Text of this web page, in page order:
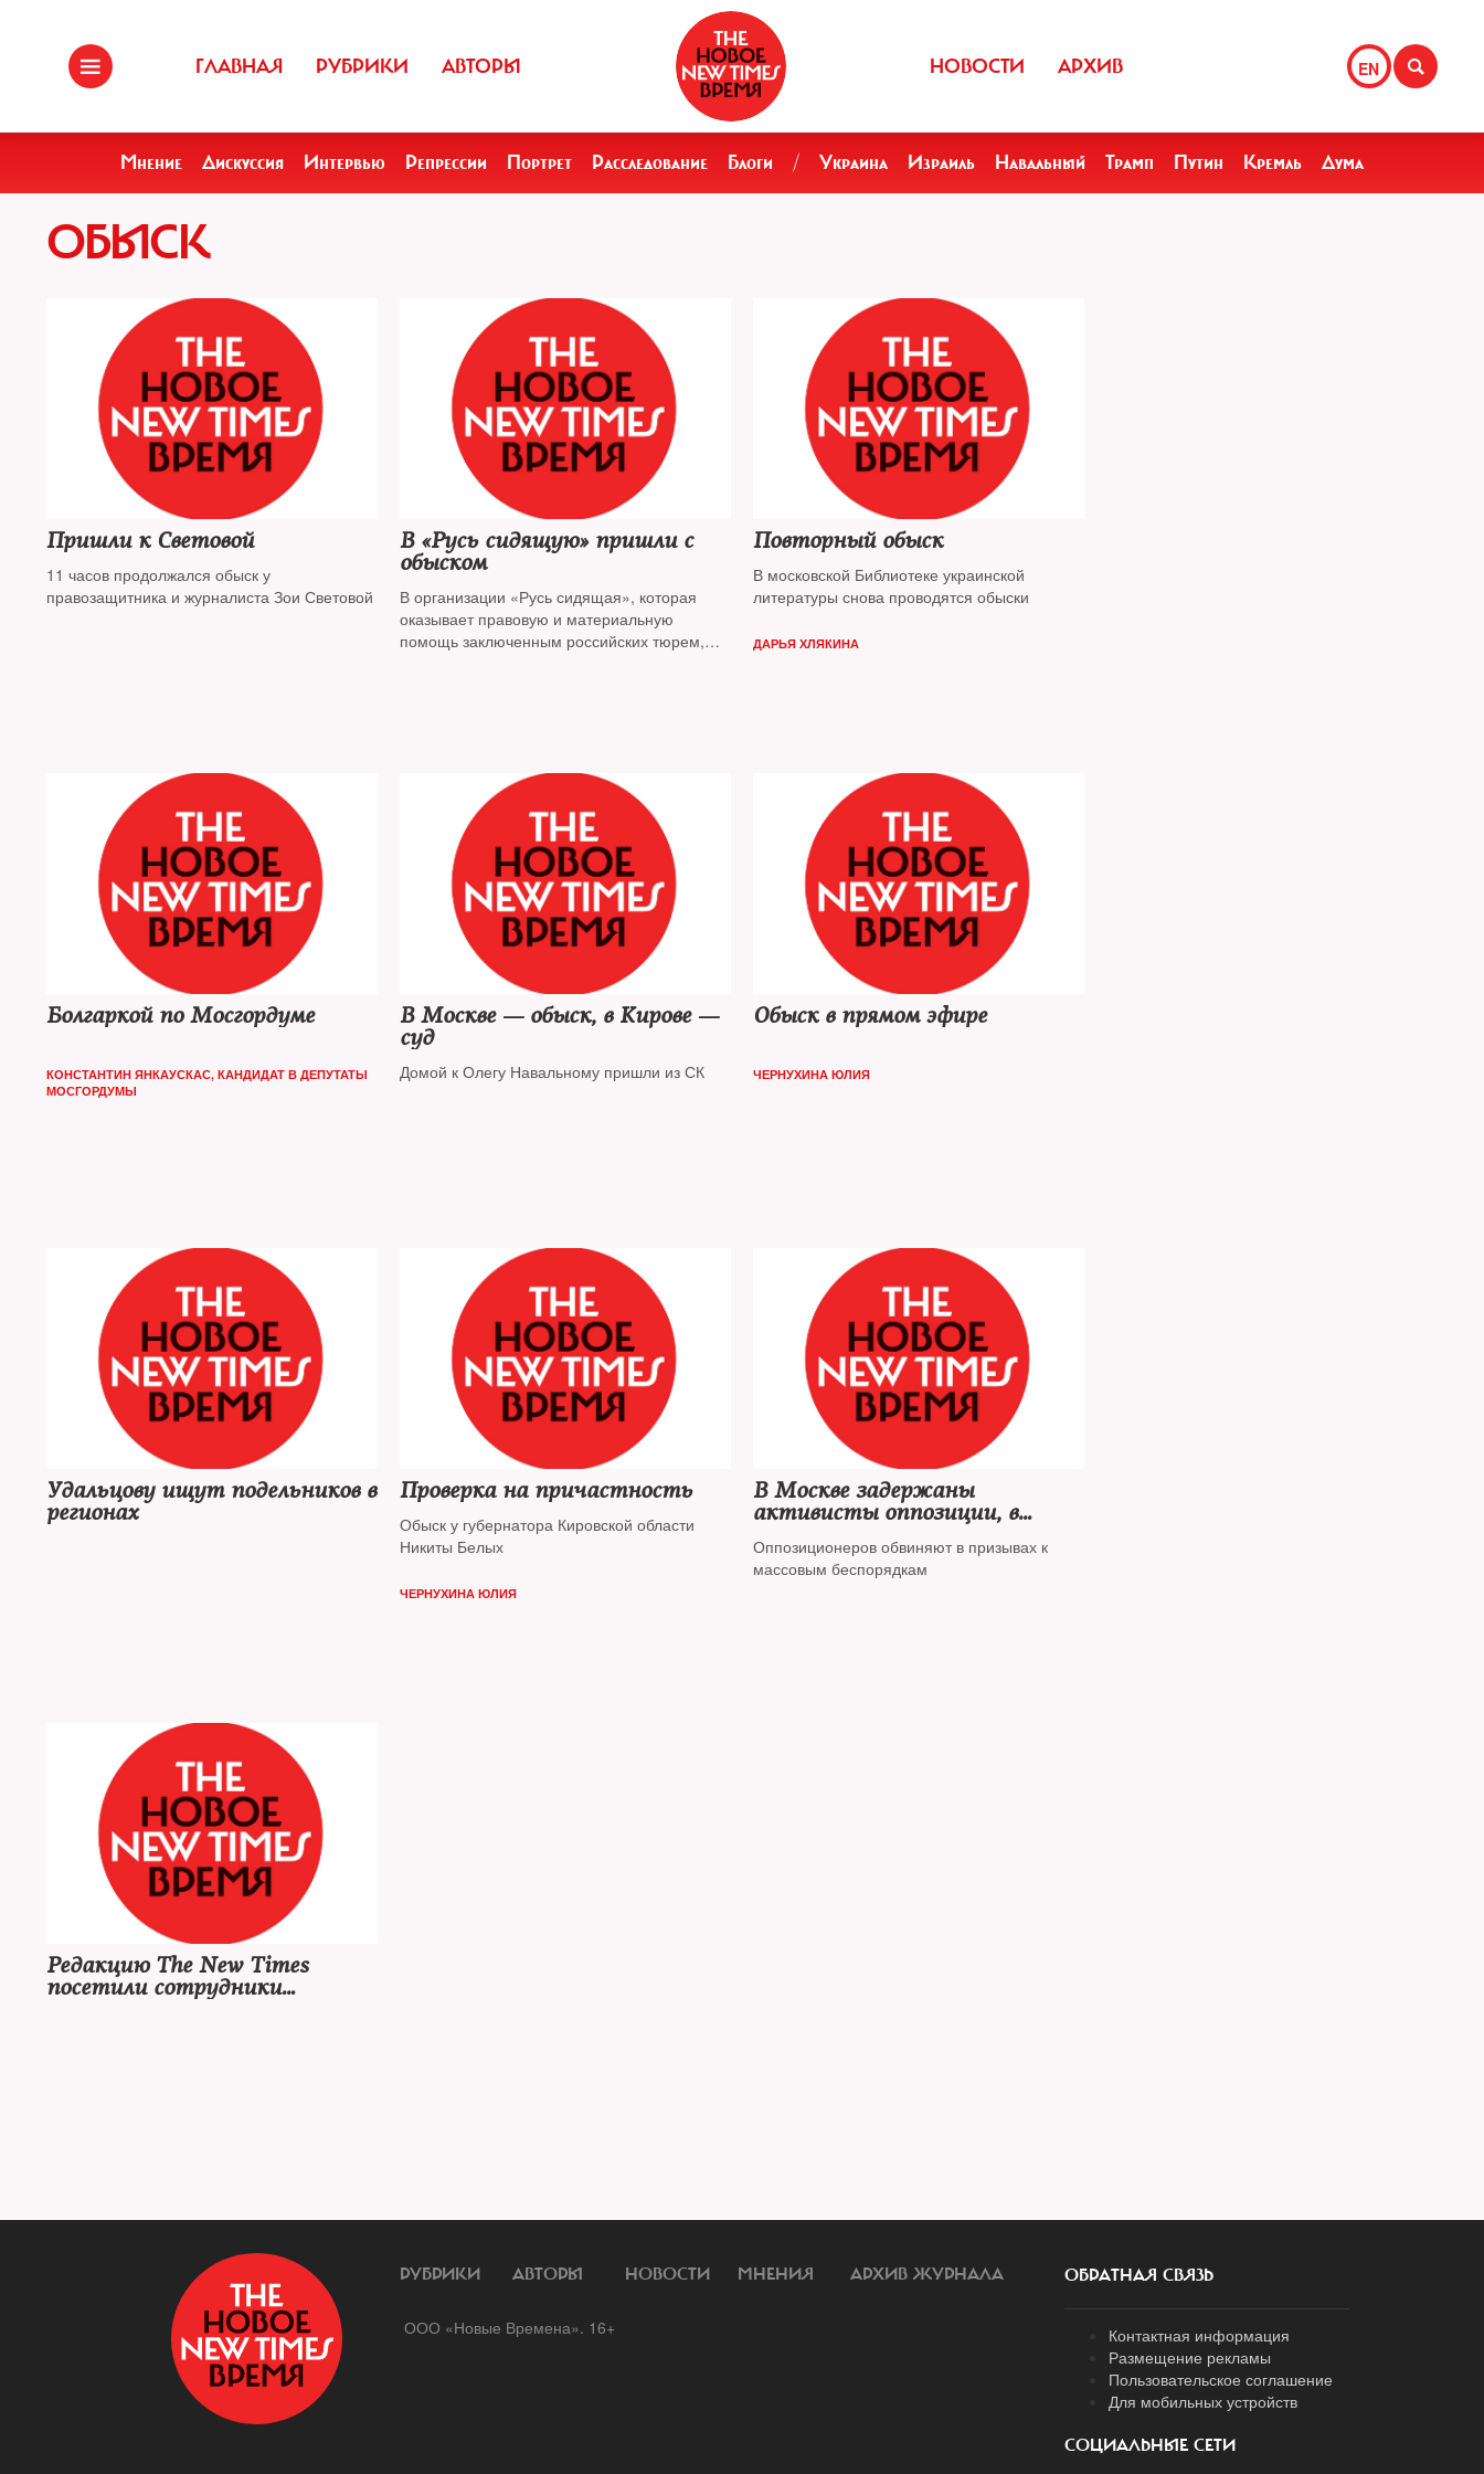
ГЛАВНАЯ РУБРИКИ АВТОРЫ EN
НОВОСТИ АРХИВ
Мнение Дискуссия Интервью Репрессии Портрет Расследование Блоги / Украина Израиль Навальный Трамп Путин Кремль Дума
ОБЫСК
Пришли к Световой
11 часов продолжался обыск у
правозащитника и журналиста Зои Световой
В «Русь сидящую» пришли с
обыском
В организации «Русь сидящая», которая
оказывает правовую и материальную
помощь заключенным российских тюрем,
преступлениями. Работников организации
не выпускают из офиса.
Повторный обыск
В московской Библиотеке украинской
литературы снова проводятся обыски
ДАРЬЯ ХЛЯКИНА
Болгаркой по Мосгордуме
КОНСТАНТИН ЯНКАУСКАС, КАНДИДАТ В ДЕПУТАТЫ
МОСГОРДУМЫ
В Москве — обыск, в Кирове —
суд
Домой к Олегу Навальному пришли из СК
Обыск в прямом эфире
ЧЕРНУХИНА ЮЛИЯ
Удальцову ищут подельников в
регионах
Проверка на причастность
Обыск у губернатора Кировской области
Никиты Белых
ЧЕРНУХИНА ЮЛИЯ
В Москве задержаны
активисты оппозиции, в
штабе "Другой России" ночью
прошли обыски
Оппозиционеров обвиняют в призывах к
массовым беспорядкам
Редакцию The New Times
посетили сотрудники
РУБРИКИ АВТОРЫ НОВОСТИ МНЕНИЯ АРХИВ ЖУРНАЛА
ООО «Новые Времена». 16+
ОБРАТНАЯ СВЯЗЬ
Контактная информация
Размещение рекламы
Пользовательское соглашение
Для мобильных устройств
СОЦИАЛЬНЫЕ СЕТИ